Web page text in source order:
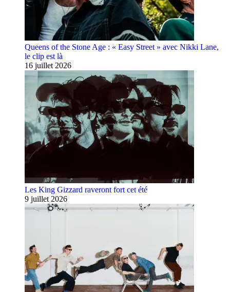
Queens of the Stone Age : « Easy Street » avec Nikki Lane,
le clip est là
16 juillet 2026
Les King Gizzard raveront fort cet été
9 juillet 2026